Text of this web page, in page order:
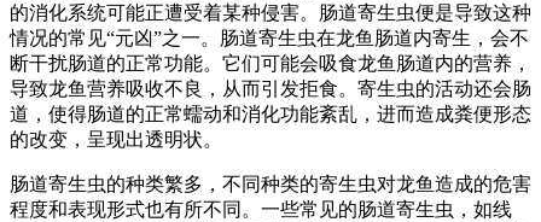
的消化系统可能正遭受着某种侵害。肠道寄生虫便是导致这种
情况的常见“元凶”之一。肠道寄生虫在龙鱼肠道内寄生，会不
断干扰肠道的正常功能。它们可能会吸食龙鱼肠道内的营养，
导致龙鱼营养吸收不良，从而引发拒食。寄生虫的活动还会肠
道，使得肠道的正常蠕动和消化功能紊乱，进而造成粪便形态
的改变，呈现出透明状。
肠道寄生虫的种类繁多，不同种类的寄生虫对龙鱼造成的危害
程度和表现形式也有所不同。一些常见的肠道寄生虫，如线